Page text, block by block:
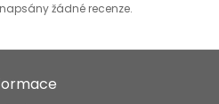
žádné recenze.